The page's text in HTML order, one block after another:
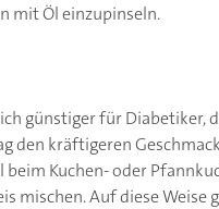
mit Öl einzupinseln.
günstiger für Diabetiker,
den kräftigeren
Kuchen- oder
mischen. Auf diese Weise